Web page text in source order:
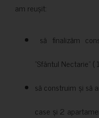
am reușit:
să finalizăm
”Sfântul Nectarie”
să construim și să
case și 2